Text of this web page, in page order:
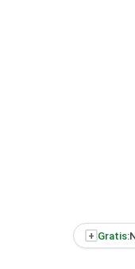
+ Gratis: